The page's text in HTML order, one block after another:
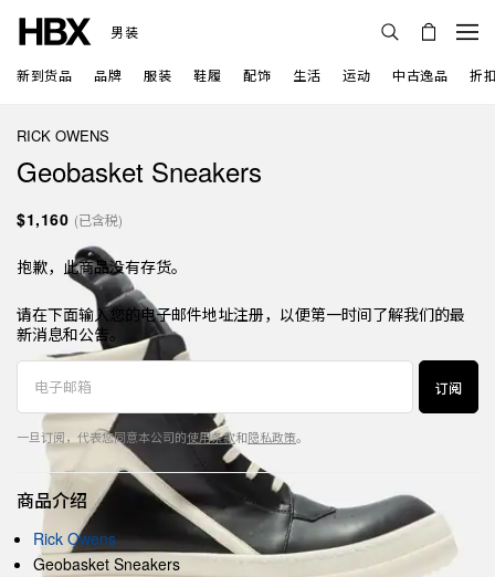
男装
新到货品 品牌 服装 鞋履 配饰 生活 运动 中古逸品 折
RICK OWENS
Geobasket Sneakers
$1,160 (已含税)
抱歉，此商品没有存货。
请在下面输入您的电子邮件地址注册，以便第一时间了解我们的最
新消息和公告。
订阅
一旦订阅，代表您同意本公司的使用条款和隐私政策。
商品介绍
Rick Owens
Geobasket Sneakers